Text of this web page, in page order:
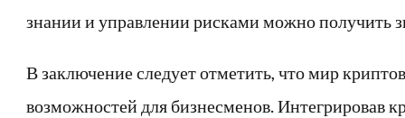
знании и управлении рисками можно получить
В заключение следует отметить, что мир
возможностей для бизнесменов. Интегрировав